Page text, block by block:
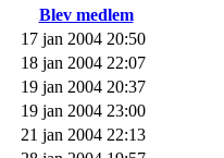
Blev medlem
17 jan 2004 20:50
18 jan 2004 22:07
19 jan 2004 20:37
19 jan 2004 23:00
21 jan 2004 22:13